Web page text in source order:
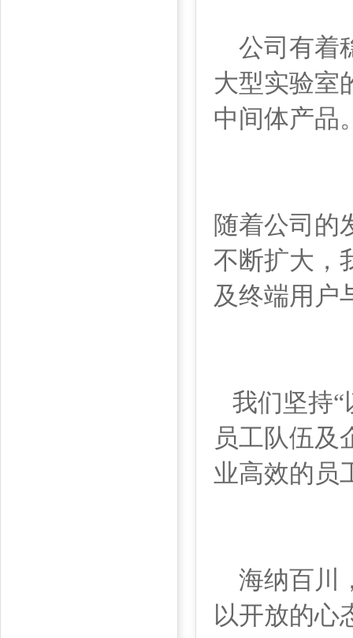
公司有着
大型实验室
中间体产品
随着公司的
不断扩大，
及终端用户
我们坚持“
员工队伍及
业高效的员
海纳百川
以开放的心